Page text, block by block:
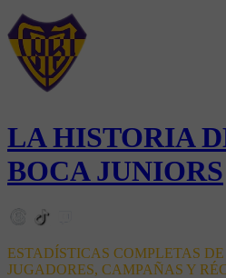
LA HISTORIA
BOCA JUNIORS
ESTADÍSTICAS COMPLETAS
JUGADORES, CAMPAÑAS Y